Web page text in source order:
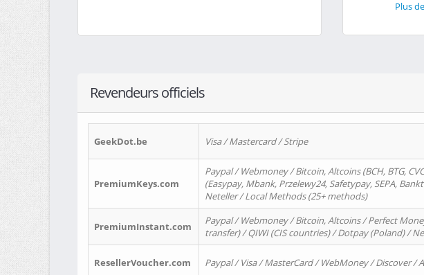
Plus
Revendeurs officiels
GeekDot.be Visa / Mastercard / Stripe
PremiumKeys.com
Paypal / Webmoney / Bitcoin, Altcoins (BCH, BTG,
(Easypay, Mbank, Przelewy24, Safetypay, SEPA,
Neteller / Local Methods (25+ methods)
PremiumInstant.com
Paypal / Webmoney / Bitcoin, Altcoins / Perfect
transfer) / QIWI (CIS countries) / Dotpay (Poland) /
ResellerVoucher.com Paypal / Visa / MasterCard / WebMoney / Discover /